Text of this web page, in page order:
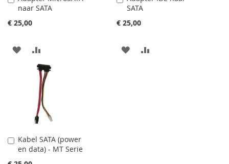
naar SATA
€ 25,00
Winkelwagen
VOEG
VERLANGLIJST
OM
TE
VERGELIJKEN
SATA
€ 25,00
Winkelwagen
VOEG
Kabel SATA (power
en data) - MT Serie
In
Winkelwagen